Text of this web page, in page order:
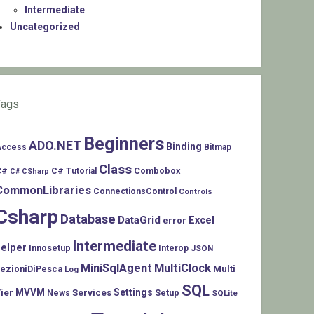
Intermediate
Uncategorized
ADO.NET Beginners Binding Bitmap
C# CSharp C# Tutorial Class Combobox
ConnectionsControl Controls
Database DataGrid error Excel
Innosetup Intermediate Interop JSON
Log MiniSqlAgent MultiClock Multi
MVVM News Services Settings Setup SQL SQLite